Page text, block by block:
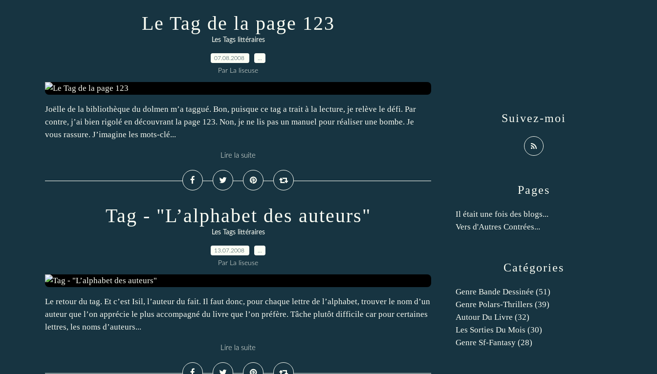
Le Tag de la page 123
Les Tags littéraires
07.08.2008
Par La liseuse
Joëlle de la bibliothèque du dolmen m’a taggué. Bon, puisque ce tag a trait à la lecture, je relève le défi. Par
contre, j’ai bien rigolé en découvrant la page 123. Non, je ne lis pas un manuel pour réaliser une bombe. Je
vous rassure. J’imagine les mots-clé...
Lire la suite
Tag - "L’alphabet des auteurs"
Les Tags littéraires
13.07.2008
Par La liseuse
Le retour du tag. Et c’est Isil, l’auteur du fait. Il faut donc, pour chaque lettre de l’alphabet, trouver le nom d’un
auteur que l’on apprécie le plus accompagné du livre que l’on préfère. Tâche plutôt difficile car pour certaines
lettres, les noms d’auteurs...
Lire la suite
Catégories
Genre Bande Dessinée (51)
Genre Polars-Thrillers (39)
Autour Du Livre (32)
Les Sorties Du Mois (30)
Genre Sf-Fantasy (28)
Pages
Il était une fois des blogs...
Vers d'Autres Contrées...
Suivez-moi